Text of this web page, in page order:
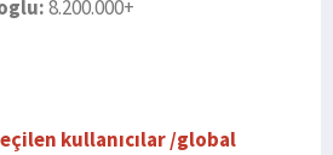
8.200.000+
kullanıcılar /global